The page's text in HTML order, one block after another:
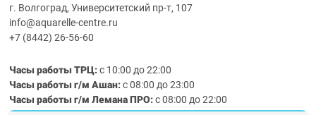
г. Волгоград, Университетский пр-т, 107
info@aquarelle-centre.ru
+7 (8442) 26-56-60
Часы работы ТРЦ:с 10:00 до 22:00
Часы работы г/м Ашан:с 08:00 до 23:00
Часы работыг/мЛемана ПРО:с 08:00 до 22:00